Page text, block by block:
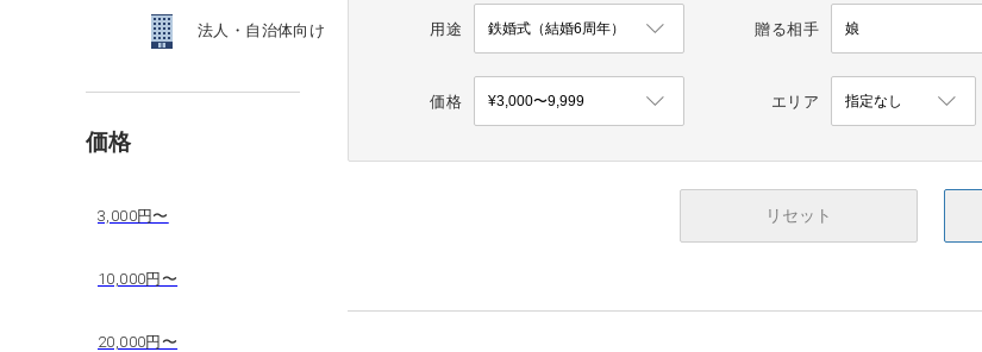
法人・自治体向け
価格
3,000円〜
10,000円〜
20,000円〜
用途 贈る相手
価格 エリア
リセット